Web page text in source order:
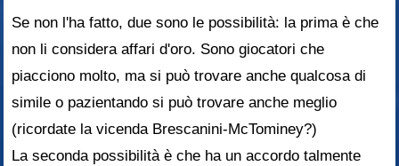
Se non l'ha fatto, due sono le possibilità: la prima è che
non li considera affari d'oro. Sono giocatori che
piacciono molto, ma si può trovare anche qualcosa di
simile o pazientando si può trovare anche meglio
(ricordate la vicenda Brescanini-McTominey?)
La seconda possibilità è che ha un accordo talmente